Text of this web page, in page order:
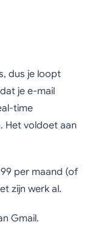
dus je loopt
je e-mail
time
Het voldoet aan
per maand (of
zijn werk al.
Gmail.